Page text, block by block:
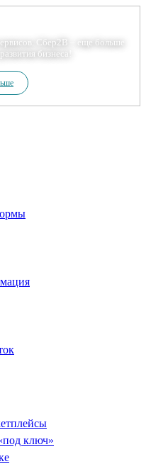
Сбер2В – еще больше
бизнеса!
ключ»